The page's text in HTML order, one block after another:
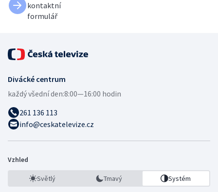
kontaktní
formulář
Divácké centrum
každý všední den:8:00—16:00 hodin
261 136 113
info@ceskatelevize.cz
Vzhled
Světlý Tmavý Systém